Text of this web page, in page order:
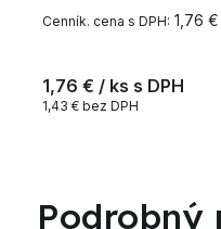
1,76
1,76 € / ks
1,43 € bez DPH
Podrobný